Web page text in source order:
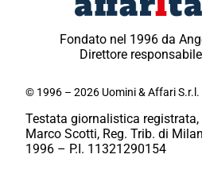
Fondato nel 1996 da
Direttore
© 1996 – 2026 Uomini & Affari
Testata giornalistica
Marco Scotti, Reg. Trib. di
1996 – P.I. 11321290154